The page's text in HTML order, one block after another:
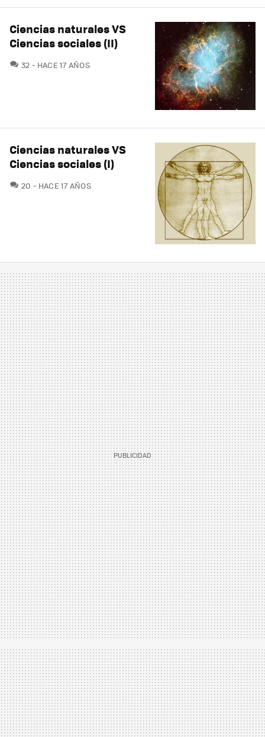
Ciencias naturales VS
Ciencias sociales (II)
32 COMENTARIOS
HACE 17 AÑOS
Ciencias naturales VS
Ciencias sociales (I)
20 COMENTARIOS
HACE 17 AÑOS